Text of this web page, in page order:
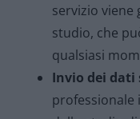
servizio
studio, che
qualsiasi
Invio dei dati
professionale